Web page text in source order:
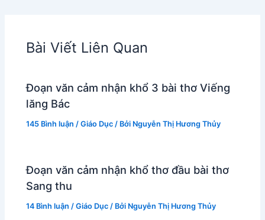
Bài Viết Liên Quan
Đoạn văn cảm nhận khổ 3 bài thơ Viếng
lăng Bác
145 Bình luận /Giáo Dục / Bởi Nguyễn Thị Hương Thủy
Đoạn văn cảm nhận khổ thơ đầu bài thơ
Sang thu
14 Bình luận /Giáo Dục / Bởi Nguyễn Thị Hương Thủy